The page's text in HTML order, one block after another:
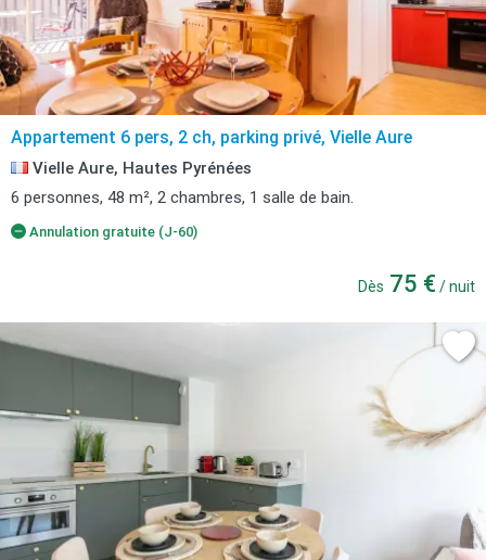
Appartement 6 pers, 2 ch, parking privé, Vielle Aure
Vielle Aure, Hautes Pyrénées
6 personnes, 48 m², 2 chambres, 1 salle de bain.
Annulation gratuite (J-60)
Dès 75 € / nuit